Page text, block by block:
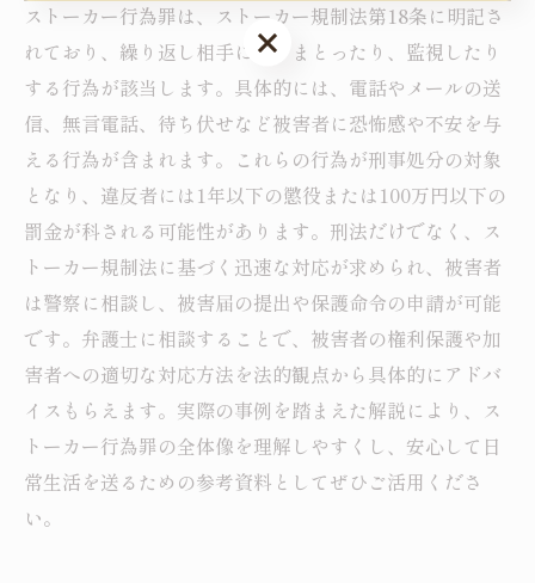
ストーカー行為罪は、ストーカー規制法第18条に明記さ
れており、繰り返し相手につきまとったり、監視したり
する行為が該当します。具体的には、電話やメールの送
信、無言電話、待ち伏せなど被害者に恐怖感や不安を与
える行為が含まれます。これらの行為が刑事処分の対象
となり、違反者には1年以下の懲役または100万円以下の
罰金が科される可能性があります。刑法だけでなく、ス
トーカー規制法に基づく迅速な対応が求められ、被害者
は警察に相談し、被害届の提出や保護命令の申請が可能
です。弁護士に相談することで、被害者の権利保護や加
害者への適切な対応方法を法的観点から具体的にアドバ
イスもらえます。実際の事例を踏まえた解説により、ス
トーカー行為罪の全体像を理解しやすくし、安心して日
常生活を送るための参考資料としてぜひご活用くださ
い。
お問い合わせはこちら